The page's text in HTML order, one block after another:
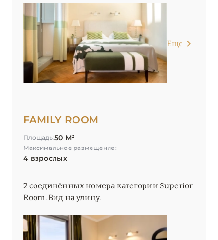
Еще
FAMILY ROOM
Площадь:50 М²
Максимальное размещение:
4 взрослых
2 соединённых номера категории Superior
Room. Вид на улицу.